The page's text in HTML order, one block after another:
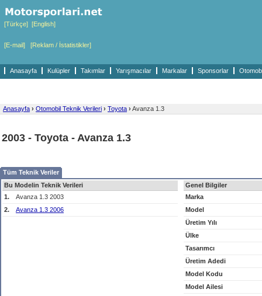
[Türkçe] [English]
[E-mail] [Reklam / İstatistikler]
Anasayfa Kulüpler Takımlar Yarışmacılar Markalar Sponsorlar
Anasayfa › Otomobil Teknik Verileri › Toyota › Avanza 1.3
2003 - Toyota - Avanza 1.3
Tüm Teknik Veriler
Bu Modelin Teknik Verileri
1.
Avanza 1.3 2003
2.
Avanza 1.3 2006
Genel Bilgiler
Marka
Model
Üretim Yılı
Ülke
Tasarımcı
Üretim Adedi
Model Kodu
Model Ailesi